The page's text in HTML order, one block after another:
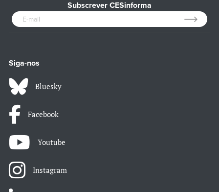
Subscrever CESinforma
Siga-nos
Bluesky
Facebook
Youtube
Instagram